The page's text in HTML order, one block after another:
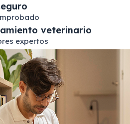
veterinario
expertos